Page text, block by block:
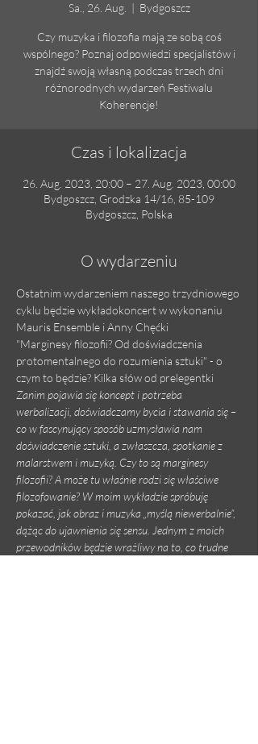
Sa., 26. Aug.
  |
Bydgoszcz
Czy muzyka i filozofia mają ze sobą coś
wspólnego? Poznaj odpowiedzi specjalistów i
znajdź swoją własną podczas trzech dni
różnorodnych wydarzeń Festiwalu
Koherencje!
Czas i lokalizacja
26. Aug. 2023, 20:00 – 27. Aug. 2023, 00:00
Bydgoszcz, Grodzka 14/16, 85-109
Bydgoszcz, Polska
O wydarzeniu
Ostatnim wydarzeniem naszego trzydniowego
cyklu będzie wykładokoncert w wykonaniu
Mauris Ensemble i Anny Chęćki
"Marginesy filozofii? Od doświadczenia
protomentalnego do rozumienia sztuki" - o
czym to będzie? Kilka słów od prelegentki
Zanim pojawia się koncept i potrzeba
werbalizacji, doświadczamy bycia i stawania się –
co w fascynujący sposób uzmysławia nam
doświadczenie sztuki, a zwłaszcza, spotkanie z
malarstwem i muzyką. Czy to są marginesy
filozofii? A może tu właśnie rodzi się właściwe
filozofowanie? W moim wykładzie spróbuję
pokazać, jak obraz i muzyka „myślą niewerbalnie”,
dążąc do ujawnienia się sensu. Jednym z moich
przewodników będzie wrażliwy na to, co trudne